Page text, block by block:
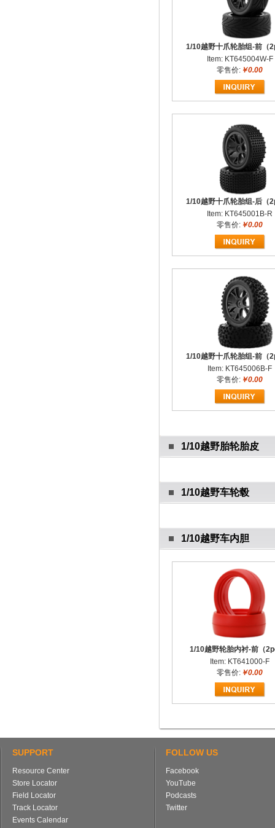
1/10越野十爪轮胎组-前（
Item: KT645004W-F
零售价: ￥0.00
1/10越野十爪轮胎组-后（
Item: KT645001B-R
零售价: ￥0.00
1/10越野十爪轮胎组-前（
Item: KT645006B-F
零售价: ￥0.00
1/10越野胎轮胎皮
1/10越野车轮毂
1/10越野车内胆
1/10越野轮胎内衬-前（
Item: KT641000-F
零售价: ￥0.00
SUPPORT
Resource Center
Store Locator
Field Locator
Track Locator
Events Calendar
FOLLOW US
Facebook
YouTube
Podcasts
Twitter